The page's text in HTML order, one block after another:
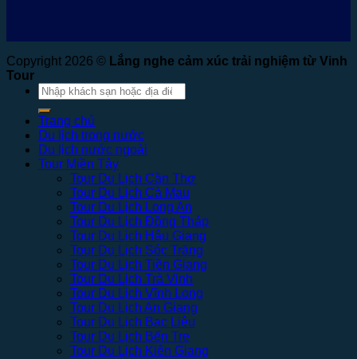
Copyright 2026 © Lắng nghe cảm xúc trải nghiệm từ Vinh
Tour
Tìm
kiếm:
Trang chủ
Du lịch trong nước
Du lịch nước ngoài
Tour Miền Tây
Tour Du Lịch Cần Thơ
Tour Du Lịch Cà Mau
Tour Du Lịch Long An
Tour Du Lịch Đồng Tháp
Tour Du Lịch Hậu Giang
Tour Du Lịch Sóc Trăng
Tour Du Lịch Tiền Giang
Tour Du Lịch Trà Vinh
Tour Du Lịch Vĩnh Long
Tour Du Lịch An Giang
Tour Du Lịch Bạc Liêu
Tour Du Lịch Bến Tre
Tour Du Lịch Kiên Giang